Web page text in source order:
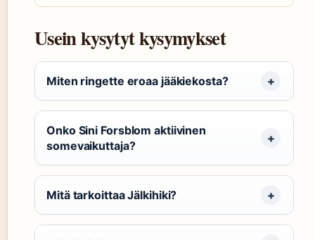
Usein kysytyt kysymykset
Miten ringette eroaa jääkiekosta?
Onko Sini Forsblom aktiivinen
somevaikuttaja?
Mitä tarkoittaa Jälkihiki?